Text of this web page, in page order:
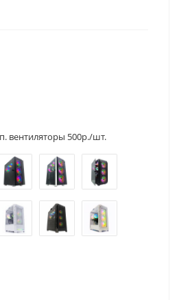
вентиляторы 500р./шт.